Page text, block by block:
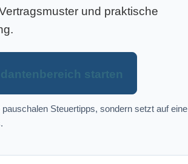
und praktische
starten
Steuertipps, sondern setzt auf eine